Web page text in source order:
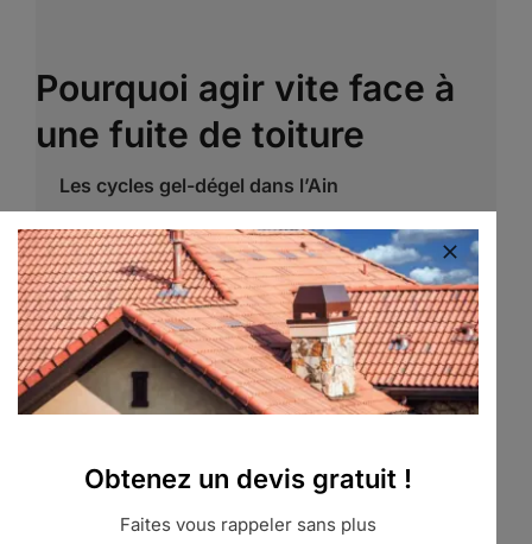
Pourquoi agir vite face à
une fuite de toiture
Les cycles gel-dégel dans l’Ain
Les températures hivernales dans le Bugey,
autour de Belley ou à Hauteville-Lompnes,
alternent entre gel nocturne et dégel diurne.
L’eau infiltrée gèle, augmente de volume et
élargit les fissures.
L’humidité permanente de la Bresse
Obtenez un devis gratuit !
Faites vous rappeler sans plus